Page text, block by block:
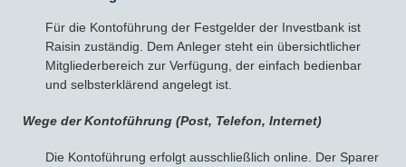
Für die Kontoführung der Festgelder der Investbank ist
Raisin zuständig. Dem Anleger steht ein übersichtlicher
Mitgliederbereich zur Verfügung, der einfach bedienbar
und selbsterklärend angelegt ist.
Wege der Kontoführung (Post, Telefon, Internet)
Die Kontoführung erfolgt ausschließlich online. Der Sparer